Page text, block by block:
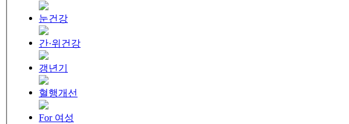
눈건강
간·위건강
갱년기
혈행개선
For 여성